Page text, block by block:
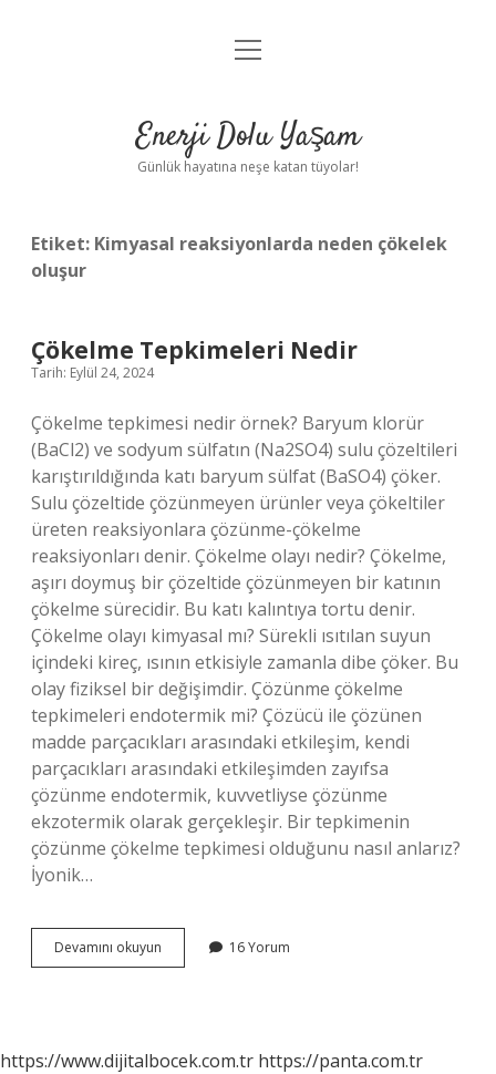
Anasayfa
Yasal Uyarı
menüyü
Enerji Dolu Yaşam
Günlük hayatına neşe katan tüyolar!
Etiket: Kimyasal reaksiyonlarda neden çökelek
oluşur
Çökelme Tepkimeleri Nedir
Tarih: Eylül 24, 2024
Çökelme tepkimesi nedir örnek? Baryum klorür
(BaCl2) ve sodyum sülfatın (Na2SO4) sulu çözeltileri
karıştırıldığında katı baryum sülfat (BaSO4) çöker.
Sulu çözeltide çözünmeyen ürünler veya çökeltiler
üreten reaksiyonlara çözünme-çökelme
reaksiyonları denir. Çökelme olayı nedir? Çökelme,
aşırı doymuş bir çözeltide çözünmeyen bir katının
çökelme sürecidir. Bu katı kalıntıya tortu denir.
Çökelme olayı kimyasal mı? Sürekli ısıtılan suyun
içindeki kireç, ısının etkisiyle zamanla dibe çöker. Bu
olay fiziksel bir değişimdir. Çözünme çökelme
tepkimeleri endotermik mi? Çözücü ile çözünen
madde parçacıkları arasındaki etkileşim, kendi
parçacıkları arasındaki etkileşimden zayıfsa
çözünme endotermik, kuvvetliyse çözünme
ekzotermik olarak gerçekleşir. Bir tepkimenin
çözünme çökelme tepkimesi olduğunu nasıl anlarız?
İyonik…
Devamını okuyun Çökelme
Tepkimeleri
16 Yorum
https://www.dijitalbocek.com.tr https://panta.com.tr